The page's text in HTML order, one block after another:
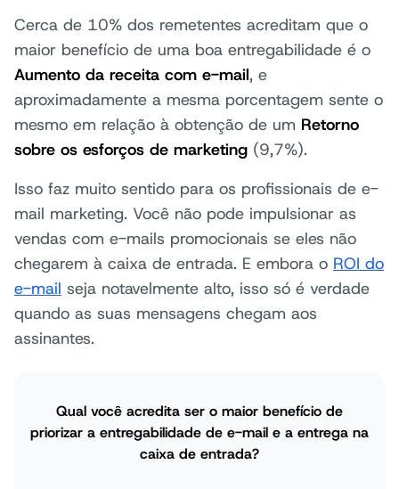
Qual você acredita ser o maior benefício de
priorizar a entregabilidade de e-mail e a entrega na
caixa de entrada?
Cerca de 10% dos remetentes acreditam que o
maior benefício de uma boa entregabilidade é o
Aumento da receita com e-mail, e
aproximadamente a mesma porcentagem sente o
mesmo em relação à obtenção de um Retorno
sobre os esforços de marketing (9,7%).
Isso faz muito sentido para os profissionais de e-
mail marketing. Você não pode impulsionar as
vendas com e-mails promocionais se eles não
chegarem à caixa de entrada. E embora o ROI do
e-mail seja notavelmente alto, isso só é verdade
quando as suas mensagens chegam aos
assinantes.